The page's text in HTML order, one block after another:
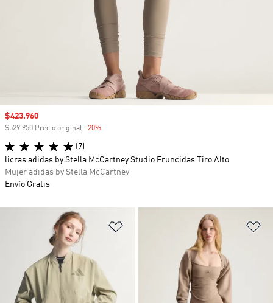
Añadir a la lista de deseos
Precio de venta
$423.960
$529.950 Precio original -20%
(7)
licras adidas by Stella McCartney Studio Fruncidas Tiro Alto
Mujer adidas by Stella McCartney
Envío Gratis